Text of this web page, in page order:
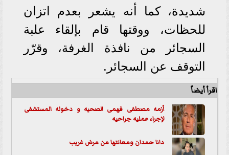
شديدة، كما أنه يشعر بعدم اتزان
للحظات، ووقتها قام بإلقاء علبة
السجائر من نافذة الغرفة، وقرّر
التوقف عن السجائر.
اقرأ أيضاً
أزمه مصطفى فهمى الصحيه و دخوله المستشفى
لإجراء عمليه جراحيه
دانا حمدان ومعانتها من مرض غريب